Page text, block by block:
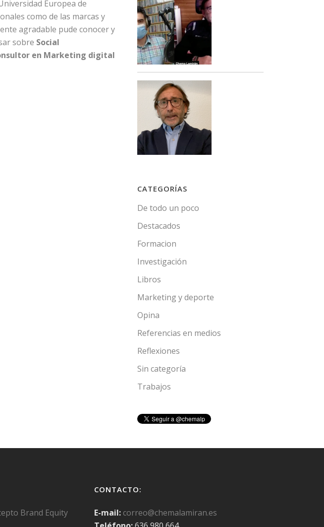
Europea de
como de las marcas y
agradable pude conocer y
sobre Social
en Marketing digital
CATEGORÍAS
De todo un poco
Destacados
Formacion
Investigación
Libros
Marketing y deporte
Opina
Referencias en medios
Reflexiones
Sin categoría
Trabajos
Brand Equity
CONTACTO:
E-mail: correo@chemalamiran.es